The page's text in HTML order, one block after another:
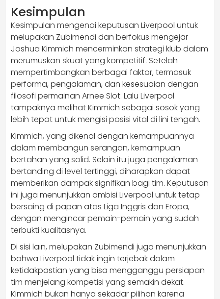
Kesimpulan
Kesimpulan mengenai keputusan Liverpool untuk
melupakan Zubimendi dan berfokus mengejar
Joshua Kimmich mencerminkan strategi klub dalam
merumuskan skuat yang kompetitif. Setelah
mempertimbangkan berbagai faktor, termasuk
performa, pengalaman, dan kesesuaian dengan
filosofi permainan Arnee Slot. Lalu Liverpool
tampaknya melihat Kimmich sebagai sosok yang
lebih tepat untuk mengisi posisi vital di lini tengah.
Kimmich, yang dikenal dengan kemampuannya
dalam membangun serangan, kemampuan
bertahan yang solid. Selain itu juga pengalaman
bertanding di level tertinggi, diharapkan dapat
memberikan dampak signifikan bagi tim. Keputusan
ini juga menunjukkan ambisi Liverpool untuk tetap
bersaing di papan atas Liga Inggris dan Eropa,
dengan mengincar pemain-pemain yang sudah
terbukti kualitasnya.
Di sisi lain, melupakan Zubimendi juga menunjukkan
bahwa Liverpool tidak ingin terjebak dalam
ketidakpastian yang bisa mengganggu persiapan
tim menjelang kompetisi yang semakin dekat.
Kimmich bukan hanya sekadar pilihan karena